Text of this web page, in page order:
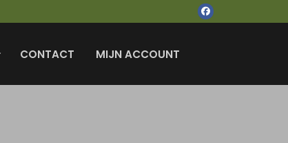
CONTACT MIJN ACCOUNT